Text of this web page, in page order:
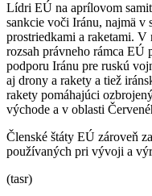
Lídri EÚ na aprílovom
sankcie voči Iránu, najmä v
prostriedkami a raketami.
rozsah právneho rámca EÚ
podporu Iránu pre ruskú
aj drony a rakety a tiež
rakety pomáhajúci
východe a v oblasti
Členské štáty EÚ zároveň
používaných pri vývoji a
(tasr)